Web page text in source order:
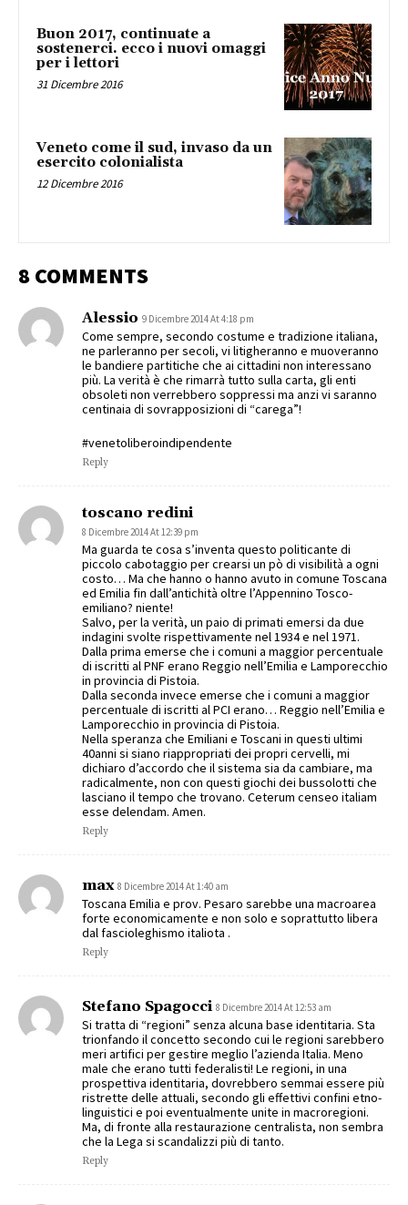
Buon 2017, continuate a
sostenerci. ecco i nuovi omaggi
per i lettori
31 Dicembre 2016
Veneto come il sud, invaso da un
esercito colonialista
12 Dicembre 2016
8 COMMENTS
Alessio 9 Dicembre 2014 At 4:18 pm
Come sempre, secondo costume e tradizione italiana,
ne parleranno per secoli, vi litigheranno e muoveranno
le bandiere partitiche che ai cittadini non interessano
più. La verità è che rimarrà tutto sulla carta, gli enti
obsoleti non verrebbero soppressi ma anzi vi saranno
centinaia di sovrapposizioni di “carega”!
#venetoliberoindipendente
Reply
toscano redini
8 Dicembre 2014 At 12:39 pm
Ma guarda te cosa s’inventa questo politicante di
piccolo cabotaggio per crearsi un pò di visibilità a ogni
costo… Ma che hanno o hanno avuto in comune Toscana
ed Emilia fin dall’antichità oltre l’Appennino Tosco-
emiliano? niente!
Salvo, per la verità, un paio di primati emersi da due
indagini svolte rispettivamente nel 1934 e nel 1971.
Dalla prima emerse che i comuni a maggior percentuale
di iscritti al PNF erano Reggio nell’Emilia e Lamporecchio
in provincia di Pistoia.
Dalla seconda invece emerse che i comuni a maggior
percentuale di iscritti al PCI erano… Reggio nell’Emilia e
Lamporecchio in provincia di Pistoia.
Nella speranza che Emiliani e Toscani in questi ultimi
40anni si siano riappropriati dei propri cervelli, mi
dichiaro d’accordo che il sistema sia da cambiare, ma
radicalmente, non con questi giochi dei bussolotti che
lasciano il tempo che trovano. Ceterum censeo italiam
esse delendam. Amen.
Reply
max 8 Dicembre 2014 At 1:40 am
Toscana Emilia e prov. Pesaro sarebbe una macroarea
forte economicamente e non solo e soprattutto libera
dal fascioleghismo italiota .
Reply
Stefano Spagocci 8 Dicembre 2014 At 12:53 am
Si tratta di “regioni” senza alcuna base identitaria. Sta
trionfando il concetto secondo cui le regioni sarebbero
meri artifici per gestire meglio l’azienda Italia. Meno
male che erano tutti federalisti! Le regioni, in una
prospettiva identitaria, dovrebbero semmai essere più
ristrette delle attuali, secondo gli effettivi confini etno-
linguistici e poi eventualmente unite in macroregioni.
Ma, di fronte alla restaurazione centralista, non sembra
che la Lega si scandalizzi più di tanto.
Reply